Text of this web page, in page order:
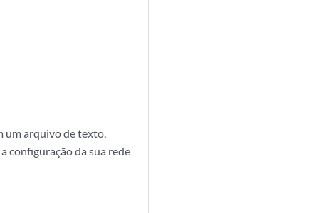
um arquivo de texto,
configuração da sua rede